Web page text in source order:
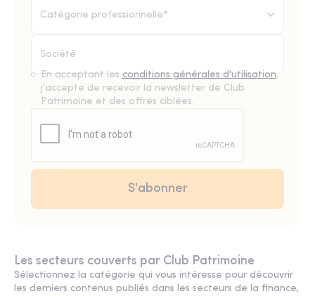
Catégorie professionnelle*
En acceptant les conditions générales d'utilisation,
j'accepte de recevoir la newsletter de Club
Patrimoine et des offres ciblées.
Les secteurs couverts par Club Patrimoine
Sélectionnez la catégorie qui vous intéresse pour découvrir
les derniers contenus publiés dans les secteurs de la finance,